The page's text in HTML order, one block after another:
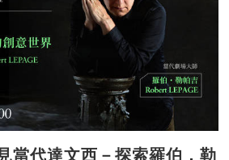
當代達文西－探索羅伯．勒